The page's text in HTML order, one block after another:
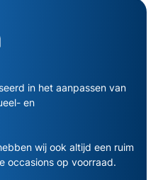
in het aanpassen van
en
wij ook altijd een ruim
occasions op voorraad.